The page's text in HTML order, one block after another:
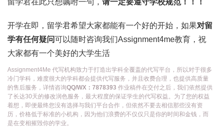
开学在即，留学君希望大家都能有一个好的开始，如果对留
学有任何疑问可以随时咨询我们Assignment4me教育，祝
大家都有一个美好的大学生活
Assignment4Me 代写机构致力于打造出学科全覆盖的代写平台，所以对于很多
冷门学科，难度很大的学科都会提供代写服务，并且收费合理，也提供高质量
的售后服务，详情咨询QQ/WX：7878393 作业稿件在交付之后，我们依然提供
了长达30天的修改润色服务，最大程度的保证学生的代写权益。为了您的权益
着想，即便最终您没有选择与我们平台合作，但依然不要去相信那些没有资
历，价格低于标准的小机构，因为他们浪费的不仅仅只是你的时间和金钱，而
是在变相摧毁你的学业。